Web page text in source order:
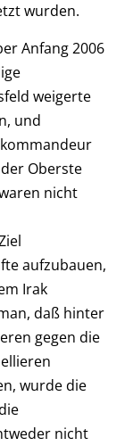
wurden.
Anfang 2006
weigerte
und
Oberste
nicht
aufzubauen,
Irak
daß hinter
gegen die
wurde die
nicht